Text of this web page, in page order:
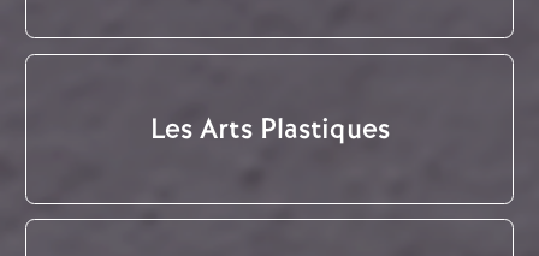
Les Arts Plastiques